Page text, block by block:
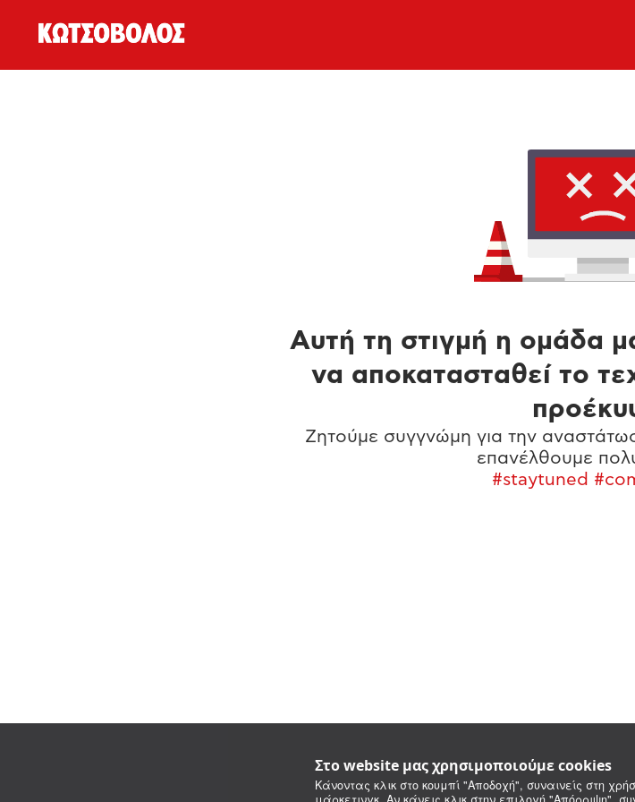
Στο website μας χρησιμοποιούμε cookies
Κάνοντας κλικ στο κουμπί "Αποδοχή", συναινείς στη
Αυτή τη στιγμή η ομάδα
να αποκατασταθεί το
Ζητούμε συγγνώμη για την
επανέλθουμε
#staytuned